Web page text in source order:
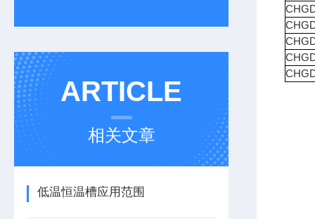
ARTICLE
相关文章
低温恒温槽应用范围